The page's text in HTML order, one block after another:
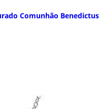
Comunhão Benedictus